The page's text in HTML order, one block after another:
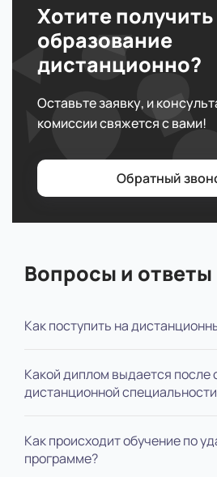
Хотите
образование
дистанционно?
Оставьте заявку, и
комиссии свяжется с вами!
Обратный
Вопросы и ответы
Как поступить на
Для поступления вам нужно:
специальностью, выслать нам
оформление полностью берем на
Какой диплом выдается после
дистанционной
В зависимости от ступени
государственного образца
магистра. В дипломе не
Как происходит обучение по
программе?